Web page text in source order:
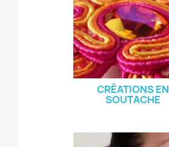
CRÉATIONS EN
SOUTACHE